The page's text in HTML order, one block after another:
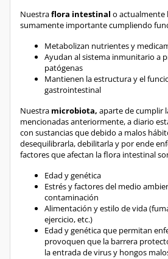
Nuestraflora intestinal o actualmente
sumamente importante cumpliendo
Metabolizan nutrientes y
Ayudan al sistema inmunitario a
patógenas
Mantienen la estructura y el
gastrointestinal
Nuestra microbiota, aparte de cumplir
mencionadas anteriormente, a diario
con sustancias que debido a malos
desequilibrarla, debilitarla y por ende
factores que afectan la flora intestinal
Edad y genética
Estrés y factores del medio
contaminación
Alimentación y estilo de vida
ejercicio, etc.)
Edad y genética que permitan
provoquen que la barrera
la entrada de virus y hongos